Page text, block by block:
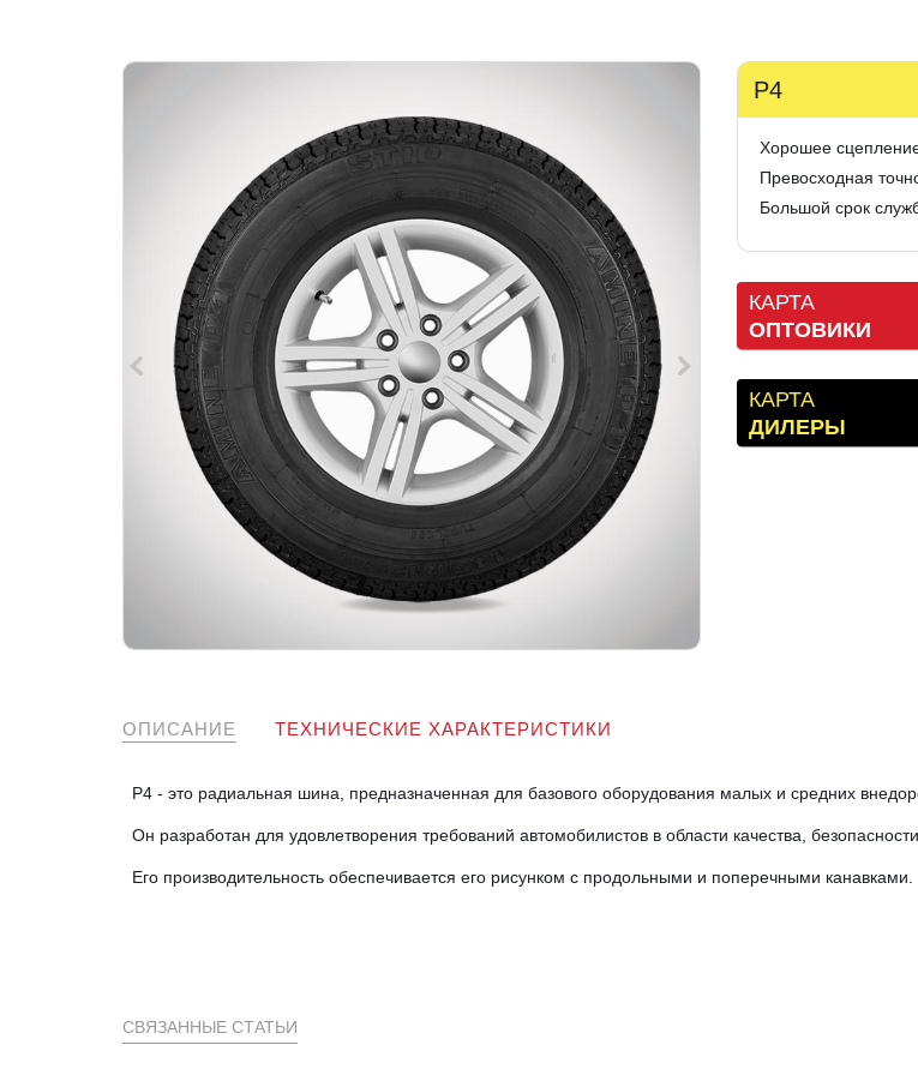
P4
Хорошее
Превосходная
Большой срок
КАРТА
ОПТОВИКИ
КАРТА
ДИЛЕРЫ
ОПИСАНИЕ ТЕХНИЧЕСКИЕ ХАРАКТЕРИСТИКИ
P4 - это радиальная шина, предназначенная для базового оборудования малых и средних
Он разработан для удовлетворения требований автомобилистов в области качества,
Его производительность обеспечивается его рисунком с продольными и поперечными канавками.
СВЯЗАННЫЕ СТАТЬИ